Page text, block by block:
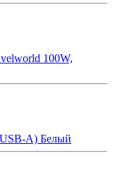
100W,
A) Белый